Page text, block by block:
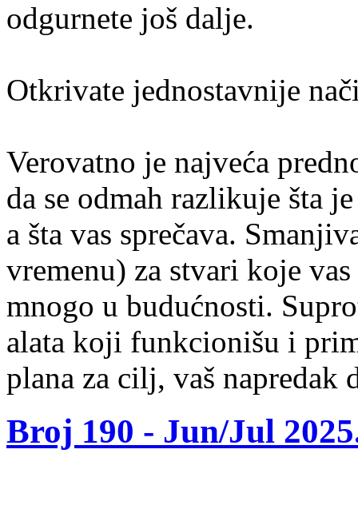
odgurnete još dalje.
Otkrivate jednostavnije
Verovatno je najveća
da se odmah razlikuje šta
a šta vas sprečava.
vremenu) za stvari koje
mnogo u budućnosti.
alata koji funkcionišu i
plana za cilj, vaš napredak
Broj 190 - Jun/Jul